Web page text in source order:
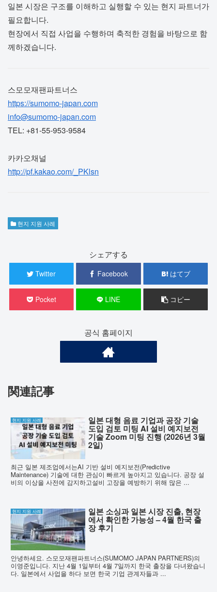
일본 시장은 구조를 이해하고 실행할 수 있는 현지 파트너가
필요합니다.
현장에서 직접 사업을 수행하며 축적한 경험을 바탕으로 함
께하겠습니다.
스모모재팬파트너스
https://sumomo-japan.com
info@sumomo-japan.com
TEL: +81-55-953-9584
카카오채널
http://pf.kakao.com/_PKlsn
현지 지원 사례
シェアする
Twitter Facebook はてブ
Pocket LINE コピー
공식 홈페이지
関連記事
현지 지원 사례 일본 대형 음료 기업과 공장 기술
도입 검토 미팅 AI 설비 예지보전
기술 Zoom 미팅 진행 (2026년 3월
2일)
최근 일본 제조업에서는AI 기반 설비 예지보전(Predictive
Maintenance) 기술에 대한 관심이 빠르게 높아지고 있습니다. 공장 설
비의 이상을 사전에 감지하고설비 고장을 예방하기 위해 많은 ...
현지 지원 사례 일본 소싱과 일본 시장 진출, 현장
에서 확인한 가능성 – 4월 한국 출
장 후기
안녕하세요. 스모모재팬파트너스(SUMOMO JAPAN PARTNERS)의
이영준입니다. 지난 4월 1일부터 4월 7일까지 한국 출장을 다녀왔습니
다. 일본에서 사업을 하다 보면 한국 기업 관계자들과 ...